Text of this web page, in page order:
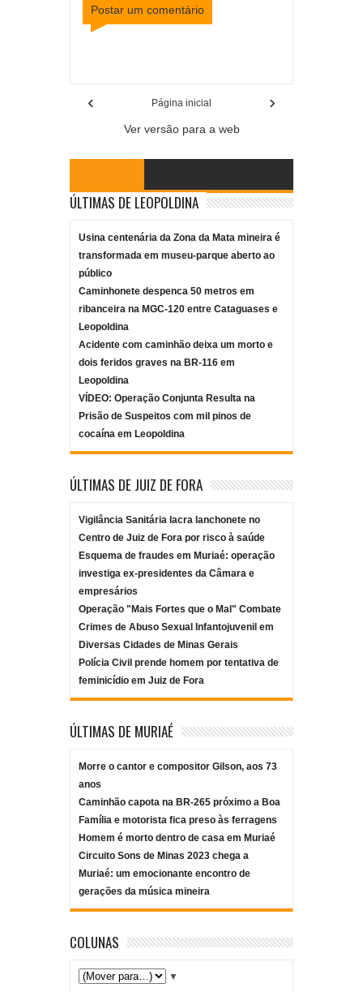
Postar um comentário
‹ ›
Página inicial
Ver versão para a web
ÚLTIMAS DE LEOPOLDINA
Usina centenária da Zona da Mata mineira é
transformada em museu-parque aberto ao
público
Caminhonete despenca 50 metros em
ribanceira na MGC-120 entre Cataguases e
Leopoldina
Acidente com caminhão deixa um morto e
dois feridos graves na BR-116 em
Leopoldina
VÍDEO: Operação Conjunta Resulta na
Prisão de Suspeitos com mil pinos de
cocaína em Leopoldina
ÚLTIMAS DE JUIZ DE FORA
Vigilância Sanitária lacra lanchonete no
Centro de Juiz de Fora por risco à saúde
Esquema de fraudes em Muriaé: operação
investiga ex-presidentes da Câmara e
empresários
Operação "Mais Fortes que o Mal" Combate
Crimes de Abuso Sexual Infantojuvenil em
Diversas Cidades de Minas Gerais
Polícia Civil prende homem por tentativa de
feminicídio em Juiz de Fora
ÚLTIMAS DE MURIAÉ
Morre o cantor e compositor Gilson, aos 73
anos
Caminhão capota na BR-265 próximo a Boa
Família e motorista fica preso às ferragens
Homem é morto dentro de casa em Muriaé
Circuito Sons de Minas 2023 chega a
Muriaé: um emocionante encontro de
gerações da música mineira
COLUNAS
▼